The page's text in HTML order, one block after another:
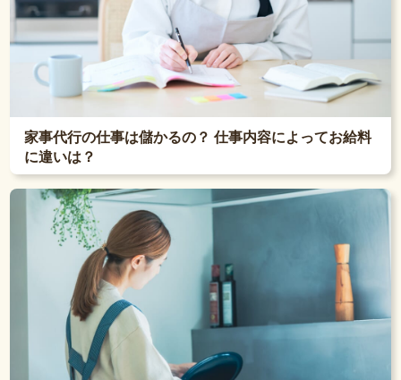
家事代行の仕事は儲かるの？ 仕事内容によってお給料
に違いは？